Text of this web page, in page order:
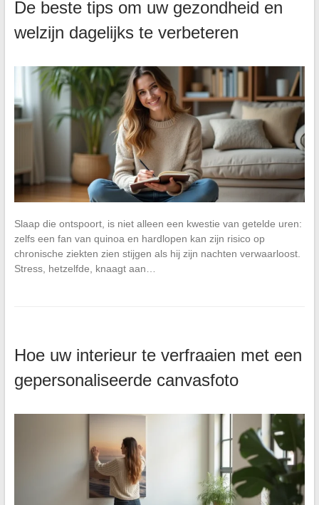
De beste tips om uw gezondheid en
welzijn dagelijks te verbeteren
Slaap die ontspoort, is niet alleen een kwestie van getelde uren:
zelfs een fan van quinoa en hardlopen kan zijn risico op
chronische ziekten zien stijgen als hij zijn nachten verwaarloost.
Stress, hetzelfde, knaagt aan…
Hoe uw interieur te verfraaien met een
gepersonaliseerde canvasfoto